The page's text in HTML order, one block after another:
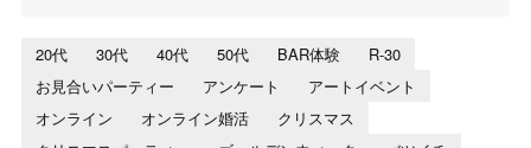
20代 30代 40代 50代 BAR体験
R-30
お見合いパーティー
アンケート
アートイベント
オンライン
オンライン婚活
クリスマス